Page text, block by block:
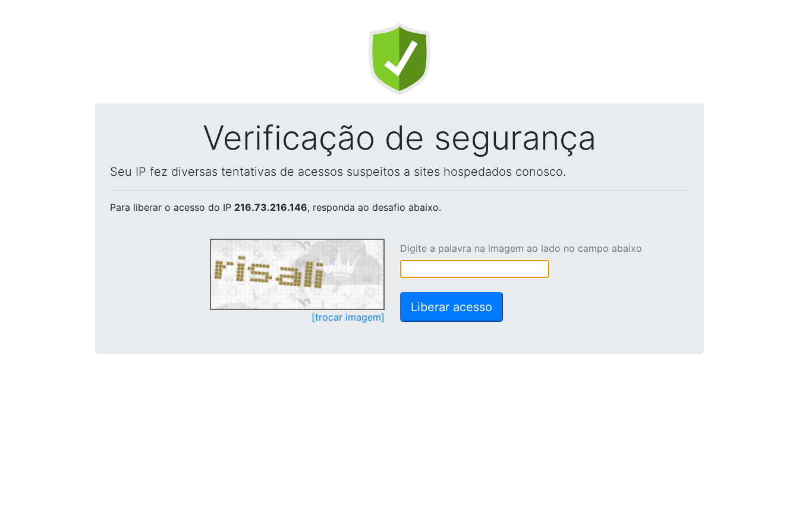
Verificação de segurança
Seu IP fez diversas tentativas de acessos suspeitos a sites hospedados conosco.
Para liberar o acesso do IP 216.73.216.146, responda ao desafio abaixo.
[trocar imagem]
Digite a palavra na imagem ao lado no campo abaixo